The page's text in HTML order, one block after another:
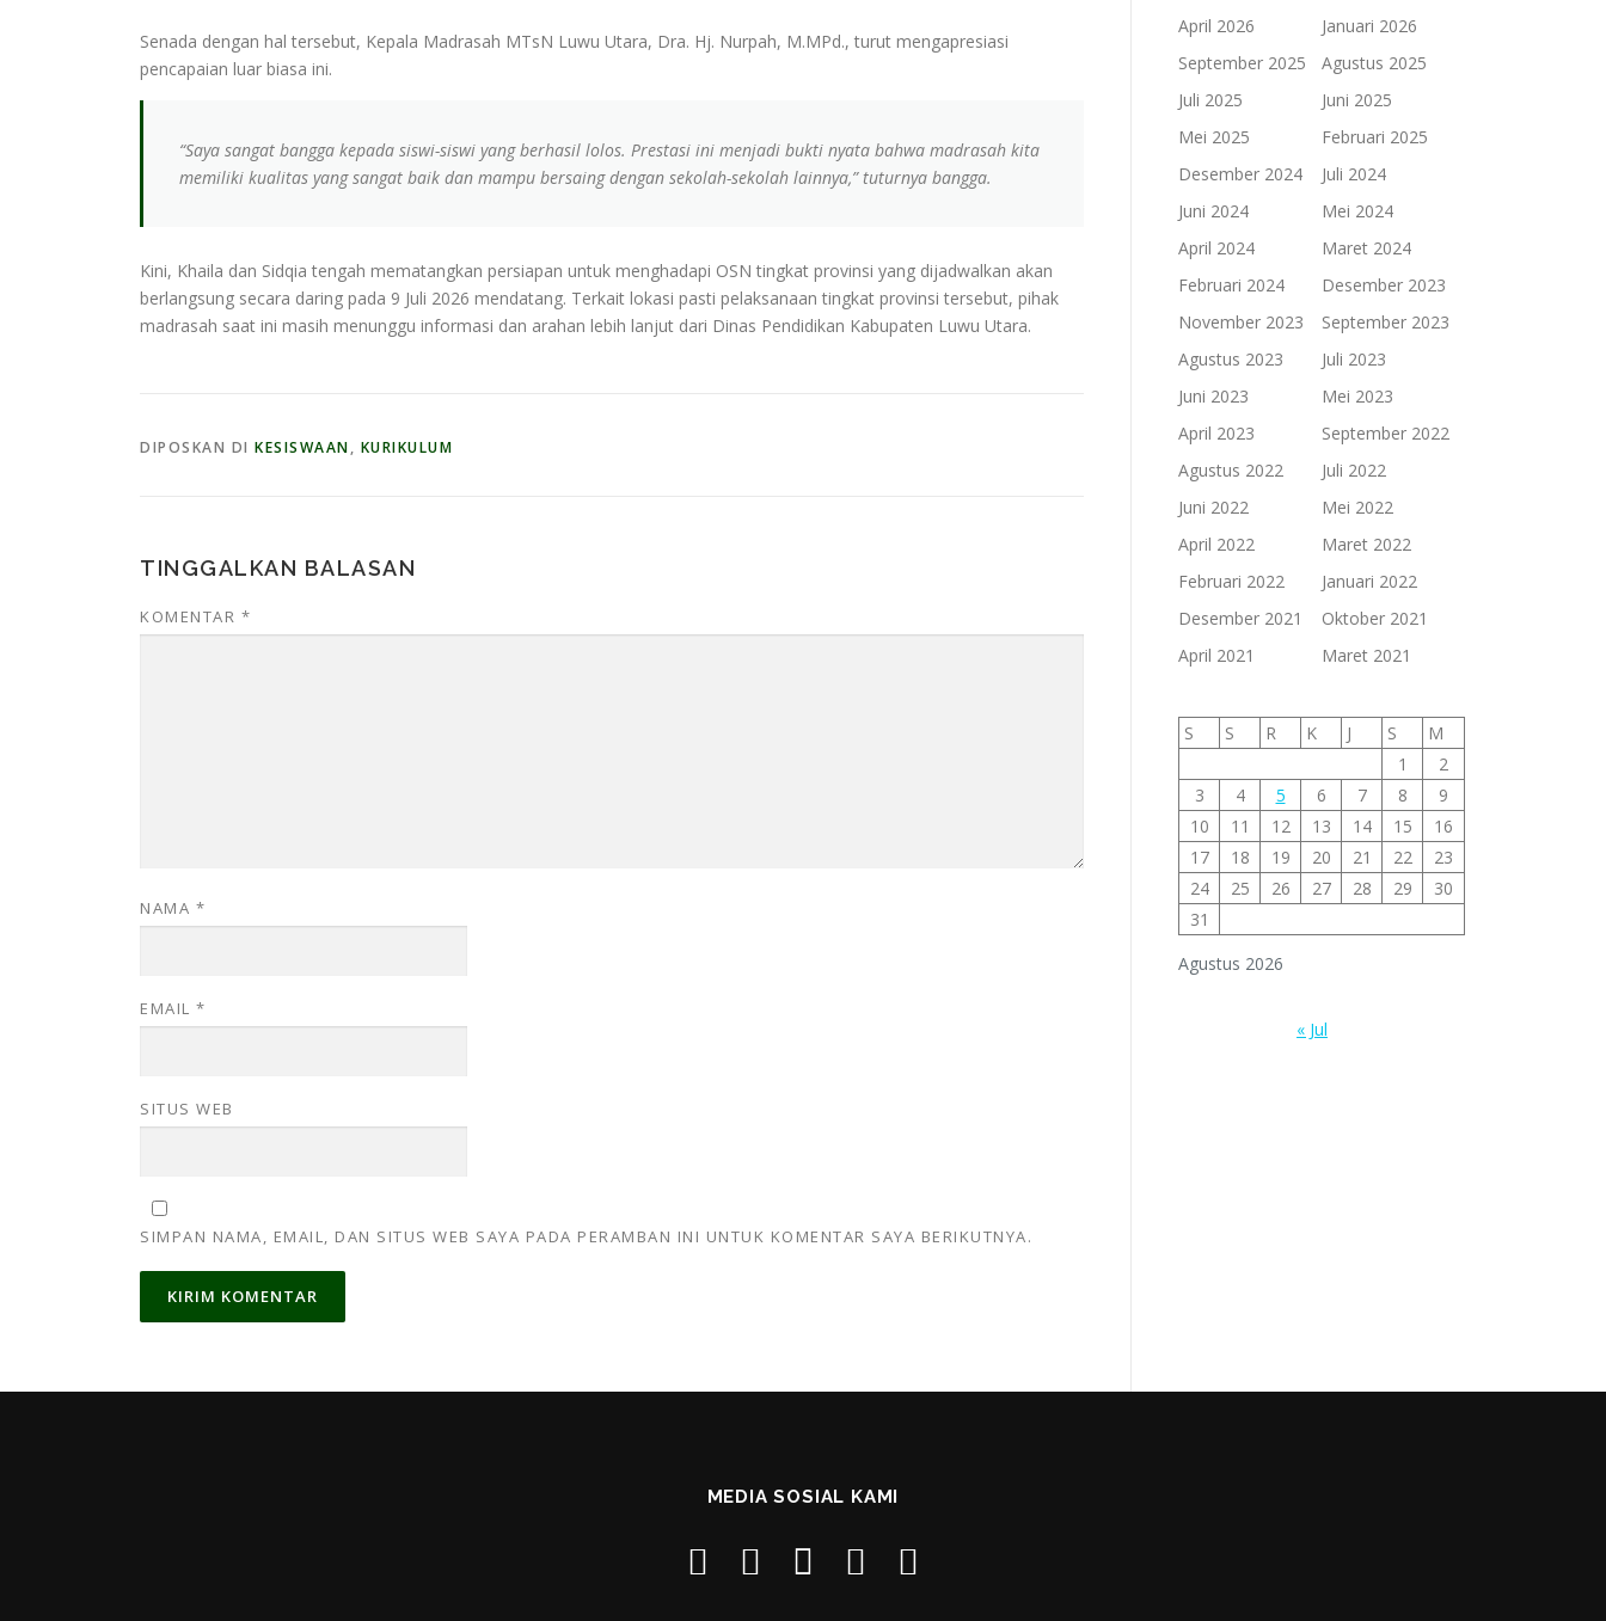
Senada dengan hal tersebut, Kepala Madrasah MTsN Luwu Utara, Dra. Hj. Nurpah, M.MPd., turut mengapresiasi
pencapaian luar biasa ini.
“Saya sangat bangga kepada siswi-siswi yang berhasil lolos. Prestasi ini menjadi bukti nyata bahwa madrasah kita
memiliki kualitas yang sangat baik dan mampu bersaing dengan sekolah-sekolah lainnya,” tuturnya bangga.
Kini, Khaila dan Sidqia tengah mematangkan persiapan untuk menghadapi OSN tingkat provinsi yang dijadwalkan akan
berlangsung secara daring pada 9 Juli 2026 mendatang. Terkait lokasi pasti pelaksanaan tingkat provinsi tersebut, pihak
madrasah saat ini masih menunggu informasi dan arahan lebih lanjut dari Dinas Pendidikan Kabupaten Luwu Utara.
DIPOSKAN DI KESISWAAN, KURIKULUM
TINGGALKAN BALASAN
KOMENTAR *
NAMA *
EMAIL *
SITUS WEB
SIMPAN NAMA, EMAIL, DAN SITUS WEB SAYA PADA PERAMBAN INI UNTUK KOMENTAR SAYA BERIKUTNYA.
April 2026
Januari 2026
September 2025
Agustus 2025
Juli 2025
Juni 2025
Mei 2025
Februari 2025
Desember 2024
Juli 2024
Juni 2024
Mei 2024
April 2024
Maret 2024
Februari 2024
Desember 2023
November 2023
September 2023
Agustus 2023
Juli 2023
Juni 2023
Mei 2023
April 2023
September 2022
Agustus 2022
Juli 2022
Juni 2022
Mei 2022
April 2022
Maret 2022
Februari 2022
Januari 2022
Desember 2021
Oktober 2021
April 2021
Maret 2021
Agustus 2026
S S R K J S
M
1
2
3
4 5 6 7 8
9
10
11 12 13 14 15
16
17
18 19 20 21 22
23
24
25 26 27 28 29
30
31
« Jul
MEDIA SOSIAL KAMI